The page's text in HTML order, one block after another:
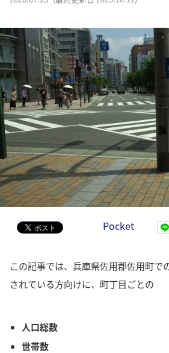
Pocket
この記事では、兵庫県佐用郡佐用町で
されている方向けに、町丁目ごとの
人口総数
世帯数